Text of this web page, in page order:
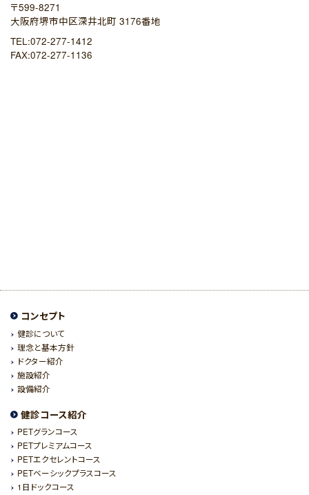
〒599-8271
大阪府堺市中区深井北町 3176番地
TEL:072-277-1412
FAX:072-277-1136
コンセプト
健診について
理念と基本方針
ドクター紹介
施設紹介
設備紹介
健診コース紹介
PETグランコース
PETプレミアムコース
PETエクセレントコース
PETベーシックプラスコース
1日ドックコース